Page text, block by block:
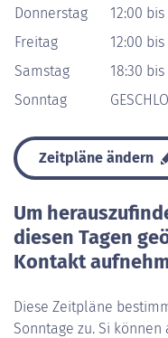
Donnerstag
12:00
Freitag
12:00
Samstag
18:30
Sonntag
Zeitpläne ändern
Um
diesen Tagen
Kontakt
Diese Zeitpläne
Sonntage zu. Si